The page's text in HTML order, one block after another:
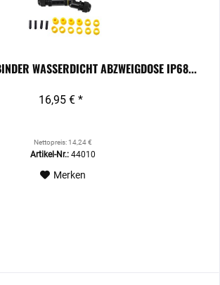
WASSERDICHT ABZWEIGDOSE IP68...
16,95 € *
Nettopreis: 14,24 €
Artikel-Nr.:44010
Merken